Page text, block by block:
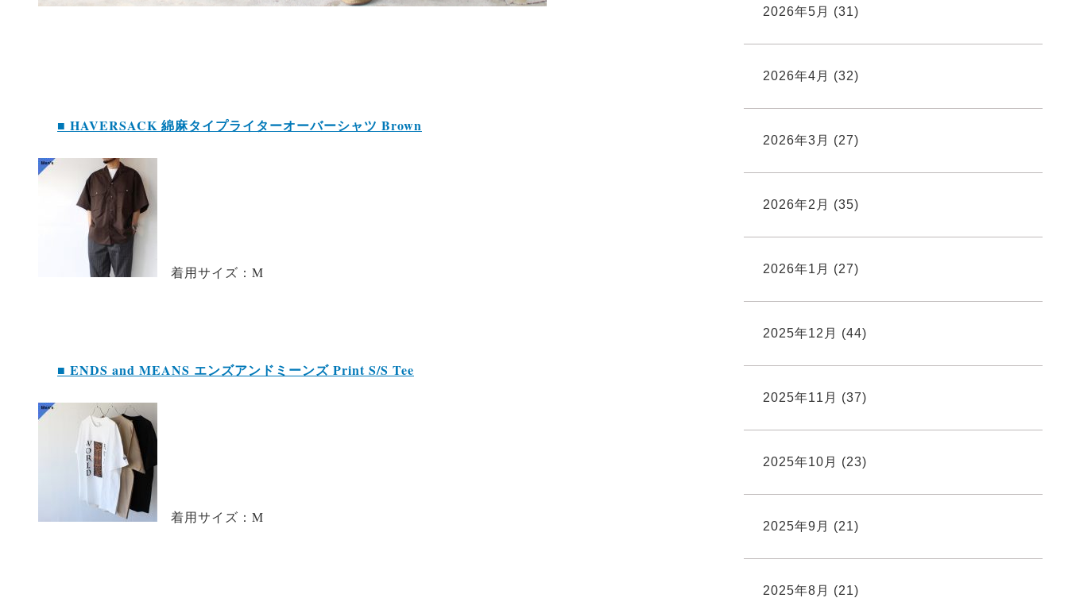
■ HAVERSACK 綿麻タイプライターオーバーシャツ Brown
着用サイズ：M
■ ENDS and MEANS エンズアンドミーンズ Print S/S Tee
着用サイズ：M
2026年5月 (31)
2026年4月 (32)
2026年3月 (27)
2026年2月 (35)
2026年1月 (27)
2025年12月 (44)
2025年11月 (37)
2025年10月 (23)
2025年9月 (21)
2025年8月 (21)